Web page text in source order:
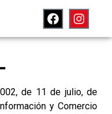
de 11 de julio, de
y Comercio